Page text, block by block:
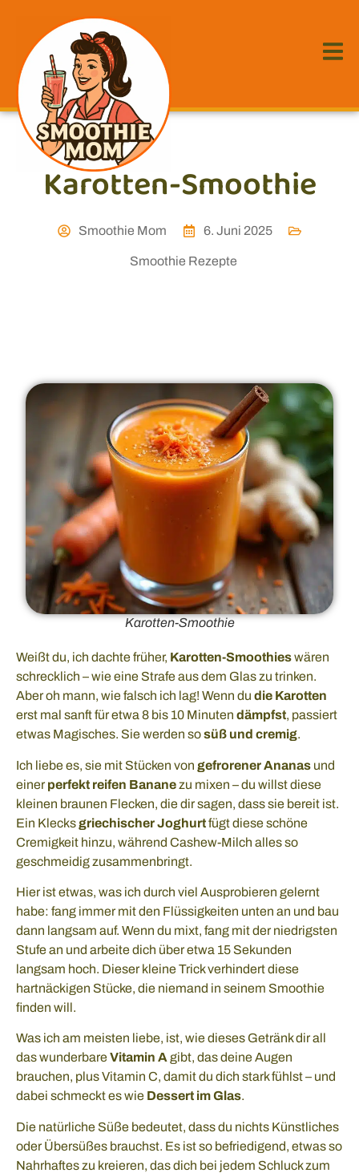
Karotten-Smoothie
Smoothie Mom 6. Juni 2025
Smoothie Rezepte
Karotten-Smoothie
Weißt du, ich dachte früher, Karotten-Smoothieswären
schrecklich – wie eine Strafe aus dem Glas zu trinken.
Aber oh mann, wie falsch ich lag! Wenn du die Karotten
erst mal sanft für etwa 8 bis 10 Minuten dämpfst, passiert
etwas Magisches. Sie werden sosüß und cremig.
Ich liebe es, sie mit Stücken von gefrorener Ananas und
einerperfekt reifen Bananezu mixen – du willst diese
kleinen braunen Flecken, die dir sagen, dass sie bereit ist.
Ein Klecksgriechischer Joghurtfügt diese schöne
Cremigkeit hinzu, während Cashew-Milch alles so
geschmeidig zusammenbringt.
Hier ist etwas, was ich durch viel Ausprobieren gelernt
habe: fang immer mit den Flüssigkeiten unten an und bau
dann langsam auf. Wenn du mixt, fang mit der niedrigsten
Stufe an und arbeite dich über etwa 15 Sekunden
langsam hoch. Dieser kleine Trick verhindert diese
hartnäckigen Stücke, die niemand in seinem Smoothie
finden will.
Was ich am meisten liebe, ist, wie dieses Getränk dir all
das wunderbareVitamin Agibt, das deine Augen
brauchen, plus Vitamin C, damit du dich stark fühlst – und
dabei schmeckt es wie Dessert im Glas.
Die natürliche Süße bedeutet, dass du nichts Künstliches
oder Übersüßes brauchst. Es ist so befriedigend, etwas so
Nahrhaftes zu kreieren, das dich bei jedem Schluck zum